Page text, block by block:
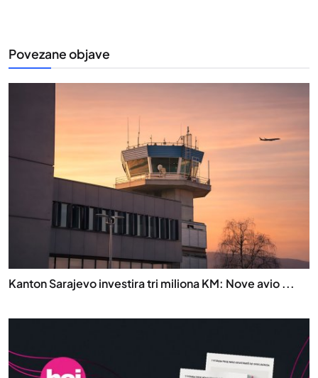
Povezane objave
Kanton Sarajevo investira tri miliona KM: Nove avio ...